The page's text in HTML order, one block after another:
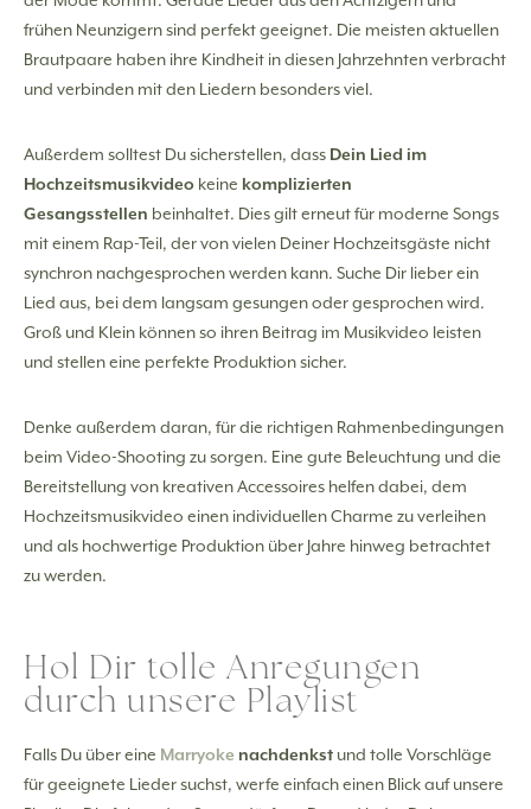
frühen Neunzigern sind perfekt geeignet. Die meisten aktuellen
Brautpaare haben ihre Kindheit in diesen Jahrzehnten verbracht
und verbinden mit den Liedern besonders viel.
Außerdem solltest Du sicherstellen, dass Dein Lied im
Hochzeitsmusikvideo keine komplizierten
Gesangsstellen beinhaltet. Dies gilt erneut für moderne Songs
mit einem Rap-Teil, der von vielen Deiner Hochzeitsgäste nicht
synchron nachgesprochen werden kann. Suche Dir lieber ein
Lied aus, bei dem langsam gesungen oder gesprochen wird.
Groß und Klein können so ihren Beitrag im Musikvideo leisten
und stellen eine perfekte Produktion sicher.
Denke außerdem daran, für die richtigen Rahmenbedingungen
beim Video-Shooting zu sorgen. Eine gute Beleuchtung und die
Bereitstellung von kreativen Accessoires helfen dabei, dem
Hochzeitsmusikvideo einen individuellen Charme zu verleihen
und als hochwertige Produktion über Jahre hinweg betrachtet
zu werden.
Hol Dir tolle Anregungen
durch unsere Playlist
Falls Du über eine Marryoke nachdenkst und tolle Vorschläge
für geeignete Lieder suchst, werfe einfach einen Blick auf unsere